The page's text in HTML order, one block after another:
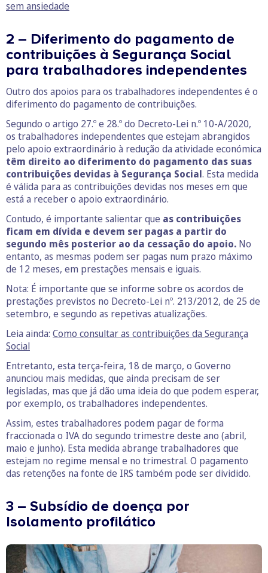
sem ansiedade
2 – Diferimento do pagamento de
contribuições à Segurança Social
para trabalhadores independentes
Outro dos apoios para os trabalhadores independentes é o
diferimento do pagamento de contribuições.
Segundo o artigo 27.º e 28.º do Decreto-Lei n.º 10-A/2020,
os trabalhadores independentes que estejam abrangidos
pelo apoio extraordinário à redução da atividade económica
têm direito ao diferimento do pagamento das suas
contribuições devidas à Segurança Social. Esta medida
é válida para as contribuições devidas nos meses em que
está a receber o apoio extraordinário.
Contudo, é importante salientar que as contribuições
ficam em dívida e devem ser pagas a partir do
segundo mês posterior ao da cessação do apoio. No
entanto, as mesmas podem ser pagas num prazo máximo
de 12 meses, em prestações mensais e iguais.
Nota: É importante que se informe sobre os acordos de
prestações previstos no Decreto-Lei nº. 213/2012, de 25 de
setembro, e segundo as repetivas atualizações.
Leia ainda: Como consultar as contribuições da Segurança
Social
Entretanto, esta terça-feira, 18 de março, o Governo
anunciou mais medidas, que ainda precisam de ser
legisladas, mas que já dão uma ideia do que podem esperar,
por exemplo, os trabalhadores independentes.
Assim, estes trabalhadores podem pagar de forma
fraccionada o IVA do segundo trimestre deste ano (abril,
maio e junho). Esta medida abrange trabalhadores que
estejam no regime mensal e no trimestral. O pagamento
das retenções na fonte de IRS também pode ser dividido.
3 – Subsídio de doença por
Isolamento profilático